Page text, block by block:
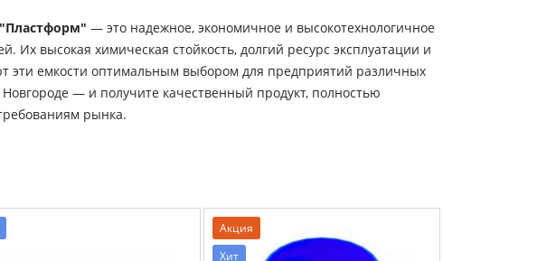
— это надежное, экономичное и высокотехнологичное
Их высокая химическая стойкость, долгий ресурс эксплуатации и
эти емкости оптимальным выбором для предприятий различных
— и получите качественный продукт, полностью
рынка.
Акция
Хит